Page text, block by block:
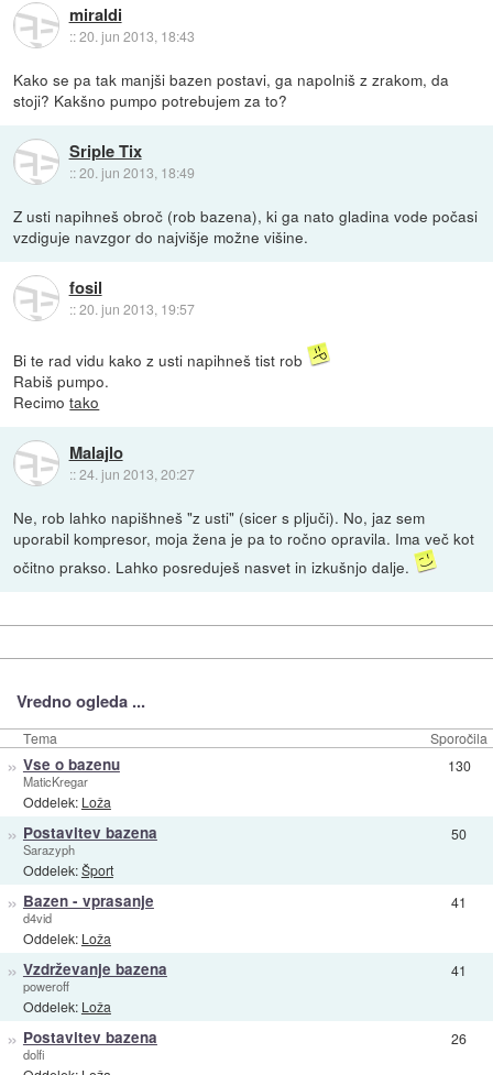
miraldi
::20. jun 2013, 18:43
Kako se pa tak manjši bazen postavi, ga napolniš z zrakom, da
stoji? Kakšno pumpo potrebujem za to?
Sriple Tix
::20. jun 2013, 18:49
Z usti napihneš obroč (rob bazena), ki ga nato gladina vode počasi
vzdiguje navzgor do najvišje možne višine.
fosil
::20. jun 2013, 19:57
Bi te rad vidu kako z usti napihneš tist rob
Rabiš pumpo.
Recimotako
Malajlo
::24. jun 2013, 20:27
Ne, rob lahko napišhneš "z usti" (sicer s pljuči). No, jaz sem
uporabil kompresor, moja žena je pa to ročno opravila. Ima več kot
očitno prakso. Lahko posreduješ nasvet in izkušnjo dalje.
Vredno ogleda ...
Tema Sporočila
» Vse o bazenu
MaticKregar
Oddelek: Loža
130
» Postavitev bazena
Sarazyph
Oddelek:Šport
50
» Bazen - vprasanje
d4vid
Oddelek: Loža
41
» Vzdrževanje bazena
poweroff
Oddelek: Loža
41
» Postavitev bazena
dolfi
26